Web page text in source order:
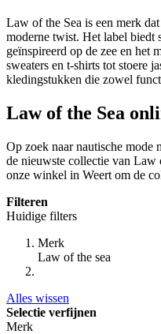
Law of the Sea is een merk
moderne twist. Het label
geïnspireerd op de zee en het
sweaters en t-shirts tot stoere
kledingstukken die zowel
Law of the Sea
Op zoek naar nautische mode
de nieuwste collectie van Law
onze winkel in Weert om de
Filteren
Huidige filters
Merk
Law of the sea
Alles wissen
Selectie verfijnen
Merk